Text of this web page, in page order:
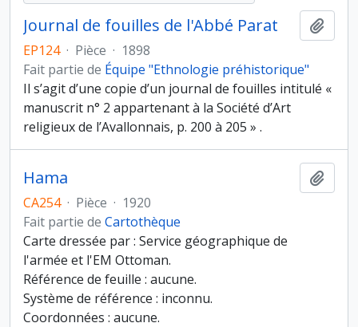
Journal de fouilles de l'Abbé Parat
EP124 · Pièce · 1898
Fait partie de Équipe "Ethnologie préhistorique"
Il s’agit d’une copie d’un journal de fouilles intitulé «
manuscrit n° 2 appartenant à la Société d’Art
religieux de l’Avallonnais, p. 200 à 205 » .
Hama
CA254 · Pièce · 1920
Fait partie de Cartothèque
Carte dressée par : Service géographique de
l'armée et l'EM Ottoman.
Référence de feuille : aucune.
Système de référence : inconnu.
Coordonnées : aucune.